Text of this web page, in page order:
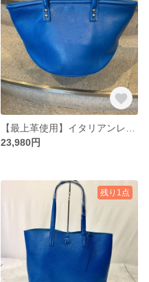
23,980円
残り1点